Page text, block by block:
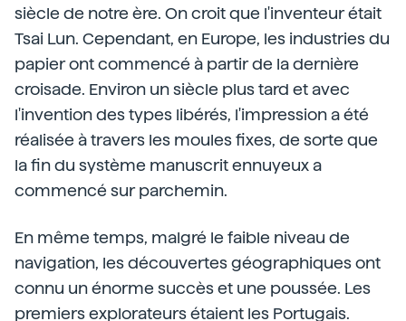
siècle de notre ère. On croit que l'inventeur était
Tsai Lun. Cependant, en Europe, les industries du
papier ont commencé à partir de la dernière
croisade. Environ un siècle plus tard et avec
l'invention des types libérés, l'impression a été
réalisée à travers les moules fixes, de sorte que
la fin du système manuscrit ennuyeux a
commencé sur parchemin.
En même temps, malgré le faible niveau de
navigation, les découvertes géographiques ont
connu un énorme succès et une poussée. Les
premiers explorateurs étaient les Portugais.